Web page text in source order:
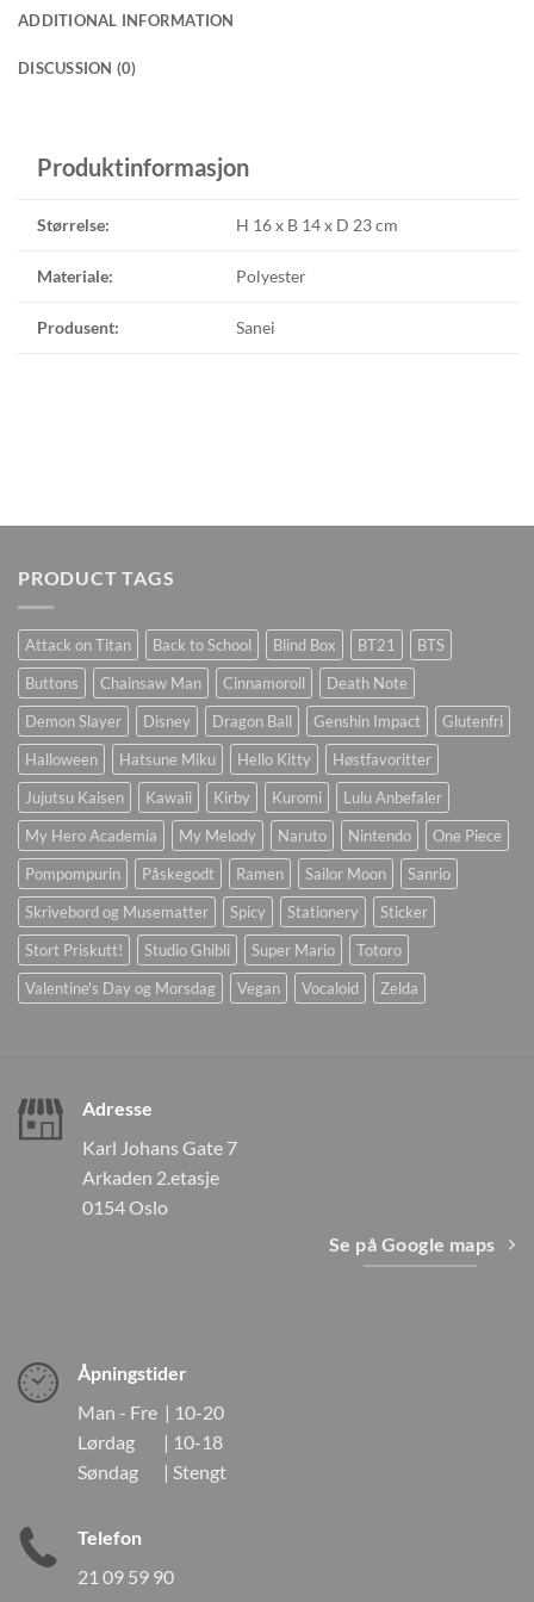
ADDITIONAL INFORMATION
DISCUSSION (0)
Produktinformasjon
Størrelse: H 16 x B 14 x D 23 cm
Materiale: Polyester
Produsent: Sanei
PRODUCT TAGS
Attack on Titan Back to School Blind Box BT21
BTS
Buttons
Chainsaw Man Cinnamoroll
Death Note
Demon Slayer
Disney Dragon Ball Genshin Impact
Glutenfri
Halloween
Hatsune Miku Hello Kitty
Høstfavoritter
Jujutsu Kaisen
Kawaii Kirby Kuromi
Lulu Anbefaler
My Hero Academia
My Melody Naruto Nintendo
One Piece
Pompompurin
Påskegodt Ramen Sailor Moon
Sanrio
Skrivebord og Musematter
Spicy Stationery
Sticker
Stort Priskutt!
Studio Ghibli Super Mario
Totoro
Valentine's Day og Morsdag
Vegan Vocaloid Zelda
Adresse
Karl Johans Gate 7
Arkaden 2.etasje
0154 Oslo
Se på Google maps
Åpningstider
Man - Fre | 10-20
Lørdag | 10-18
Søndag | Stengt
Telefon
21 09 59 90